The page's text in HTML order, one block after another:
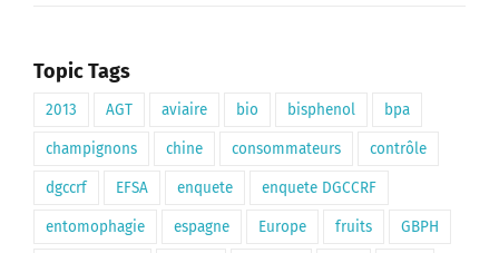
Topic Tags
2013 AGT aviaire bio bisphenol bpa
champignons chine consommateurs contrôle
dgccrf EFSA enquete enquete DGCCRF
entomophagie espagne Europe fruits GBPH